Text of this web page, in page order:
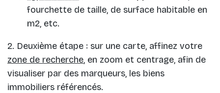
fourchette de taille, de surface habitable en
m2, etc.
2. Deuxième étape : sur une carte, affinez votre
zone de recherche, en zoom et centrage, afin de
visualiser par des marqueurs, les biens
immobiliers référencés.